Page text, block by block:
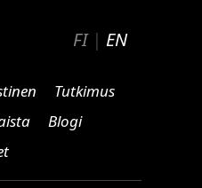
FI| EN
Tutkimus
Blogi